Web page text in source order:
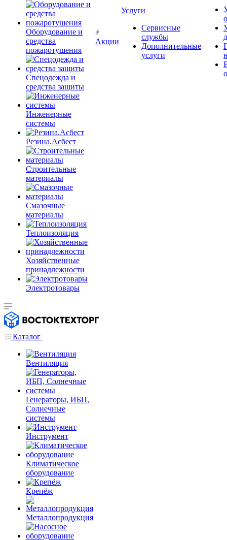
Оборудование и
средства
пожаротушения
Спецодежда и
средства защиты
Инженерные
системы
Резина.Асбест
Строительные
материалы
Смазочные
материалы
Теплоизоляция
Хозяйственные
принадлежности
Электротовары
Акции
Услуги
Сервисные
службы
Дополнительные
услуги
Каталог
Вентиляция
Генераторы, ИБП,
Солнечные
системы
Инструмент
Климатическое
оборудование
Крепёж
Металлопродукция